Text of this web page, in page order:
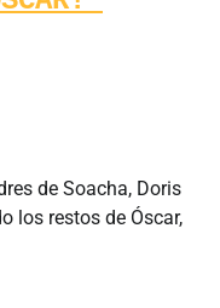
de Soacha, Doris
los restos de Óscar,